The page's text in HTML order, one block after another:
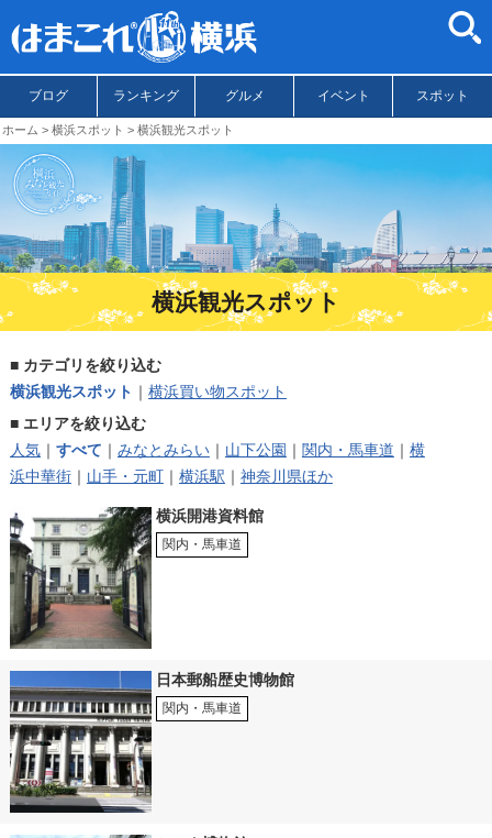
ブログ ランキング グルメ イベント スポット
ホーム 横浜スポット 横浜観光スポット
横浜観光スポット
■ カテゴリを絞り込む
横浜観光スポット
横浜買い物スポット
■ エリアを絞り込む
人気｜ すべて みなとみらい｜ 山下公園 関内・馬車道
横
浜中華街｜ 山手・元町 横浜駅 神奈川県ほか
横浜開港資料館
関内・馬車道
日本郵船歴史博物館
関内・馬車道